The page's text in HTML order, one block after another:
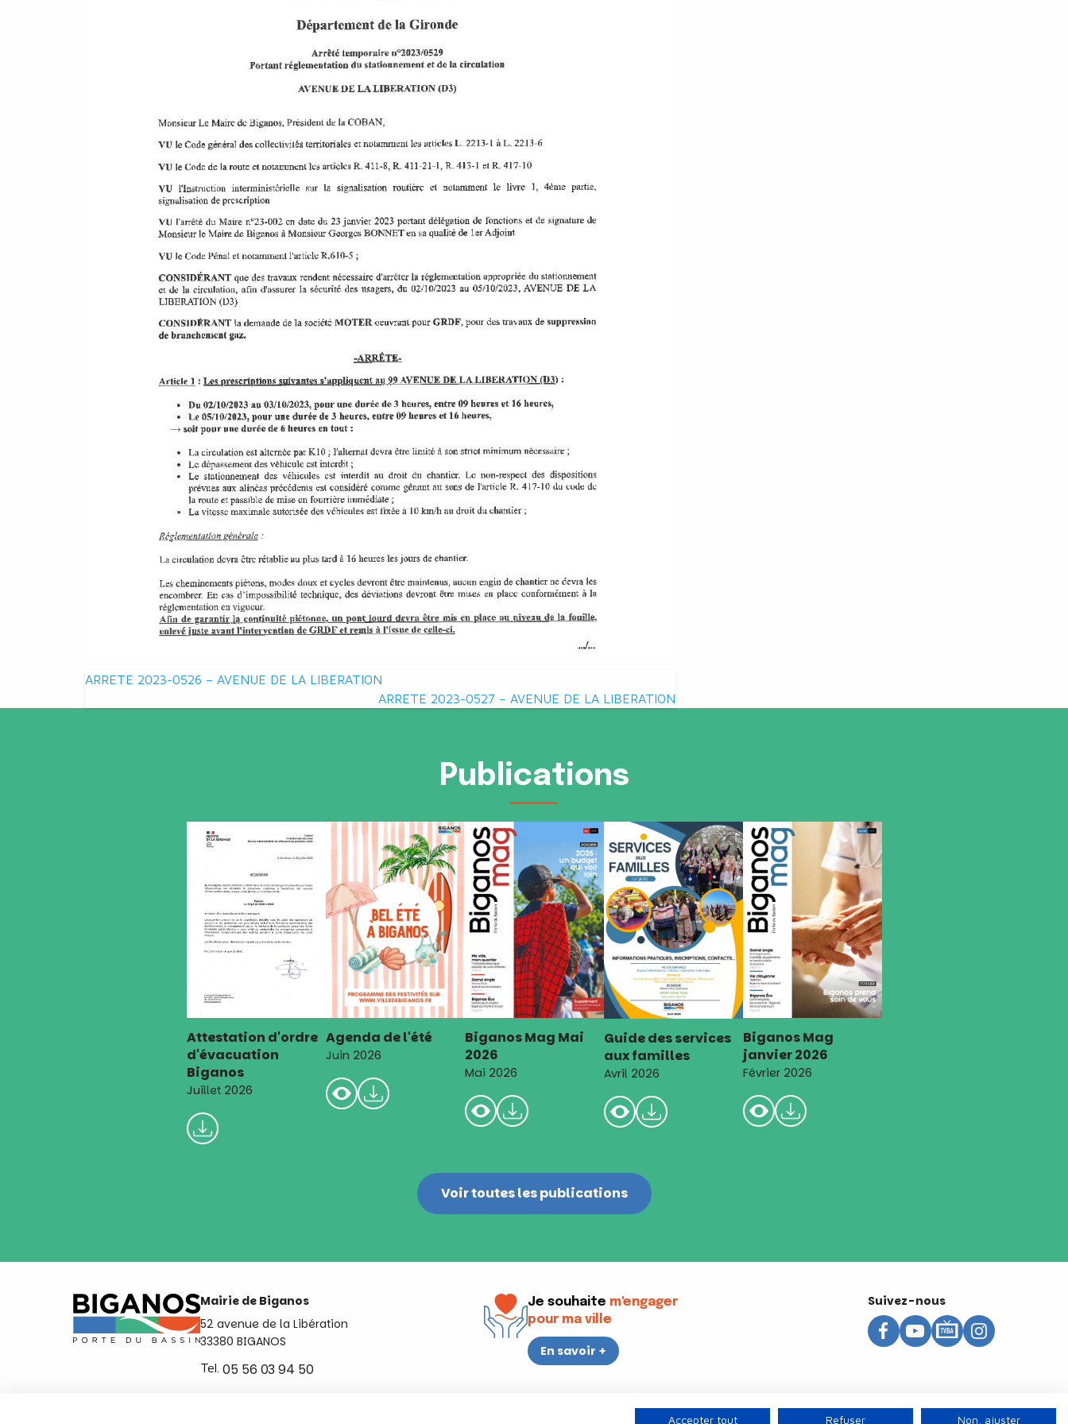
Navigation
ARRETE 2023-0526 – AVENUE DE LA LIBERATION
ARRETE 2023-0527 – AVENUE DE LA LIBERATION
Publications
Attestation d'ordre
d'évacuation
Biganos
Juillet 2026
Agenda de l'été
Juin 2026
Biganos Mag Mai
2026
Mai 2026
Guide des services
aux familles
Avril 2026
Biganos Mag
janvier 2026
Février 2026
Voir toutes les publications
Mairie de Biganos
52 avenue de la Libération
33380 BIGANOS
Tel. 05 56 03 94 50
Je souhaite m'engager
pour ma ville
En savoir +
Suivez-nous
Accepter tout Refuser Non, ajuster